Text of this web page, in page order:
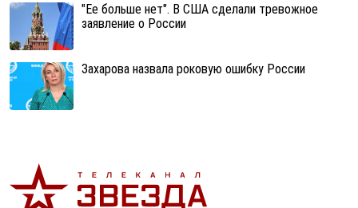
"Ее больше нет". В США сделали тревожное
заявление о России
Захарова назвала роковую ошибку России